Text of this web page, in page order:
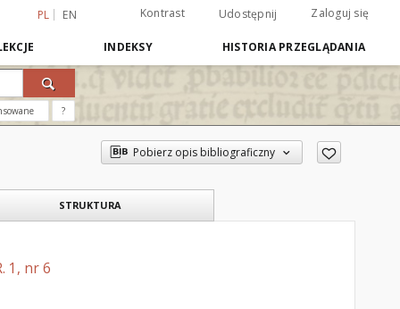
PL EN Kontrast Udostępnij Zaloguj się
INDEKSY HISTORIA PRZEGLĄDANIA
?
Pobierz opis bibliograficzny
STRUKTURA
1, nr 6